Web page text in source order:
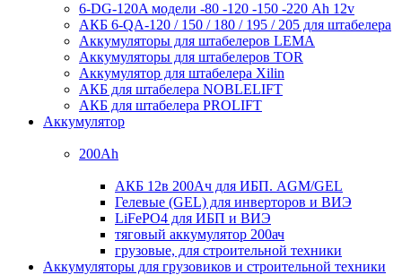
6-DG-120A модели -80 -120 -150 -220 Ah 12v
АКБ 6-QA-120 / 150 / 180 / 195 / 205 для штабелера
Аккумуляторы для штабелеров LEMA
Аккумуляторы для штабелеров TOR
Аккумулятор для штабелера Xilin
АКБ для штабелера NOBLELIFT
АКБ для штабелера PROLIFT
Аккумулятор
200Ah
АКБ 12в 200Ач для ИБП. AGM/GEL
Гелевые (GEL) для инверторов и ВИЭ
LiFePO4 для ИБП и ВИЭ
тяговый аккумулятор 200ач
грузовые, для строительной техники
Аккумуляторы для грузовиков и строительной техники